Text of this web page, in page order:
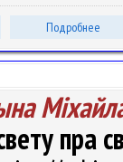
Подробнее
пра